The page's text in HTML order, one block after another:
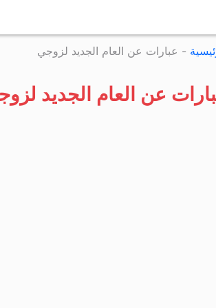
- عبارات عن العام الجديد لزوجي
عن العام الجديد